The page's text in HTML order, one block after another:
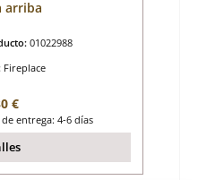
arriba
01022988
Fireplace
normal:
€
entrega: 4-6 días